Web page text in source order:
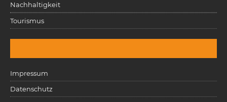
Nachhaltigkeit
Tourismus
Impressum
Datenschutz